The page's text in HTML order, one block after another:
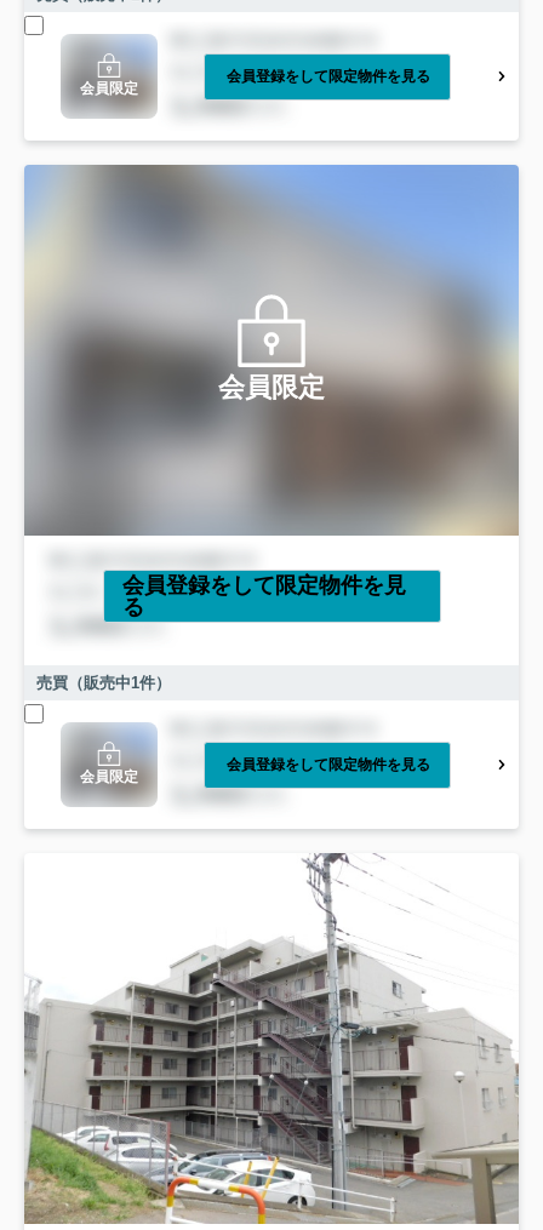
会員限定
会員登録をして限定物件を見る
会員限定
会員登録をして限定物件を見
る
売買（販売中1件）
会員限定
会員登録をして限定物件を見る